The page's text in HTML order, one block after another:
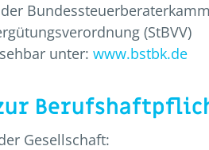
(StBVV)
unter: www.bstbk.de
Gesellschaft: